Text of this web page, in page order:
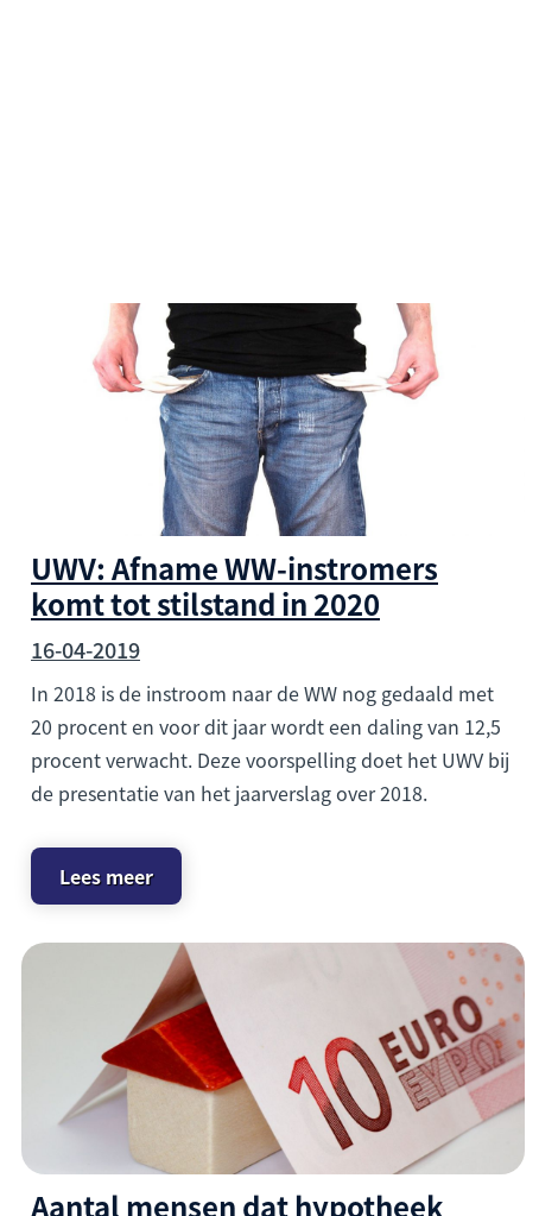
UWV: Afname WW-instromers
komt tot stilstand in 2020
16-04-2019
In 2018 is de instroom naar de WW nog gedaald met
20 procent en voor dit jaar wordt een daling van 12,5
procent verwacht. Deze voorspelling doet het UWV bij
de presentatie van het jaarverslag over 2018.
Lees meer
Aantal mensen dat hypotheek